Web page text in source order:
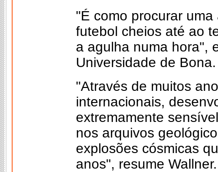
"É como procurar
futebol cheios até ao
a agulha numa hora",
Universidade de Bona.
"Através de muitos
internacionais,
extremamente
nos arquivos
explosões cósmicas
anos", resume Wallner.